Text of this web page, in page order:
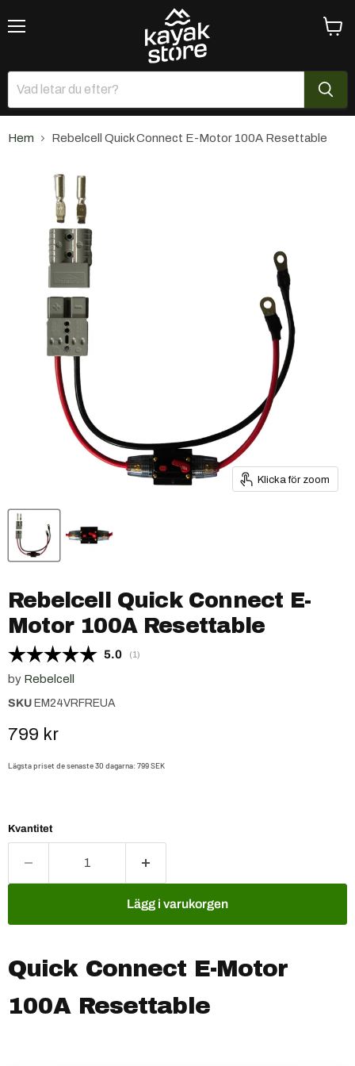
Hem Rebelcell Quick Connect E-Motor 100A Resettable
Klicka för zoom
Rebelcell Quick Connect E-
Motor 100A Resettable
Snittbetyg:
5.0 (röster:
1)
by Rebelcell
SKU EM24VRFREUA
Nuvarande pris
799 kr
Lägsta priset de senaste 30 dagarna:799 SEK
Kvantitet
Lägg i varukorgen
Quick Connect E-Motor
100A Resettable